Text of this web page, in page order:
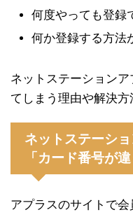
何度やっても登録
何か登録する方法
ネットステーション
てしまう理由や解決方
ネットステーシ
「カード番号が
アプラスのサイトで